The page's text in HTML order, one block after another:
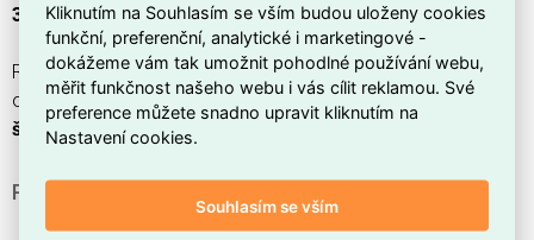
3250610092149.
Rozměry50 × 50 × 35 mm, s krytímIP20 a mechanickou
ochranouIK02,bez halogenů, s lesklým povrchem a
šroubovým upevněním
PROČ SI VYBRAT TENTO CENTRÁLNÍ DÍL?
Určen prozásuvky s ochranným kolíkem, tedy pro
Kliknutím na Souhlasím se vším budou uloženy cookies
funkční, preferenční, analytické i marketingové -
dokážeme vám tak umožnit pohodlné používání webu,
měřit funkčnost našeho webu i vás cílit reklamou. Své
preference můžete snadno upravit kliknutím na
Nastavení cookies.
Souhlasím se vším